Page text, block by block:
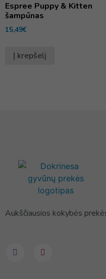
Espree Puppy & Kitten
šampūnas
15,49€
Į krepšelį
Aukščiausios kokybės